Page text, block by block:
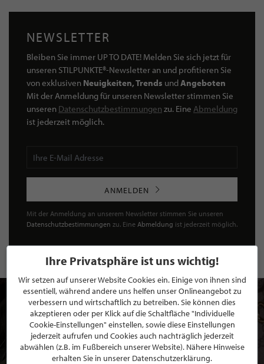
NEWSLETTER
Bleiben Sie immer UP TO DATE! Melden Sie sich jetzt für
unseren STILPUNKTE®-Newsletter an und profitieren Sie
von exklusiven Neuigkeiten, Trends undAngeboten
Mit der Anmeldung für unseren Newsletter stimmen Sie
unseren Datenschutzbestimmungen zu. Eine Abmeldung
ist jederzeit möglich.
ANMELDEN
Mit der Anmeldung an unserem Newsletter stimmen Sie unseren
Datenschutzbestimmungen zu. Eine Abmeldung ist jederzeit möglich.
Ihre Privatsphäre ist uns wichtig!
Wir setzen auf unserer Website Cookies ein. Einige von ihnen sind
essentiell, während andere uns helfen unser Onlineangebot zu
verbessern und wirtschaftlich zu betreiben. Sie können dies
akzeptieren oder per Klick auf die Schaltfläche "Individuelle
Cookie-Einstellungen" einstellen, sowie diese Einstellungen
jederzeit aufrufen und Cookies auch nachträglich jederzeit
abwählen (z.B. im Fußbereich unserer Website). Nähere Hinweise
erhalten Sie in unserer Datenschutzerklärung.